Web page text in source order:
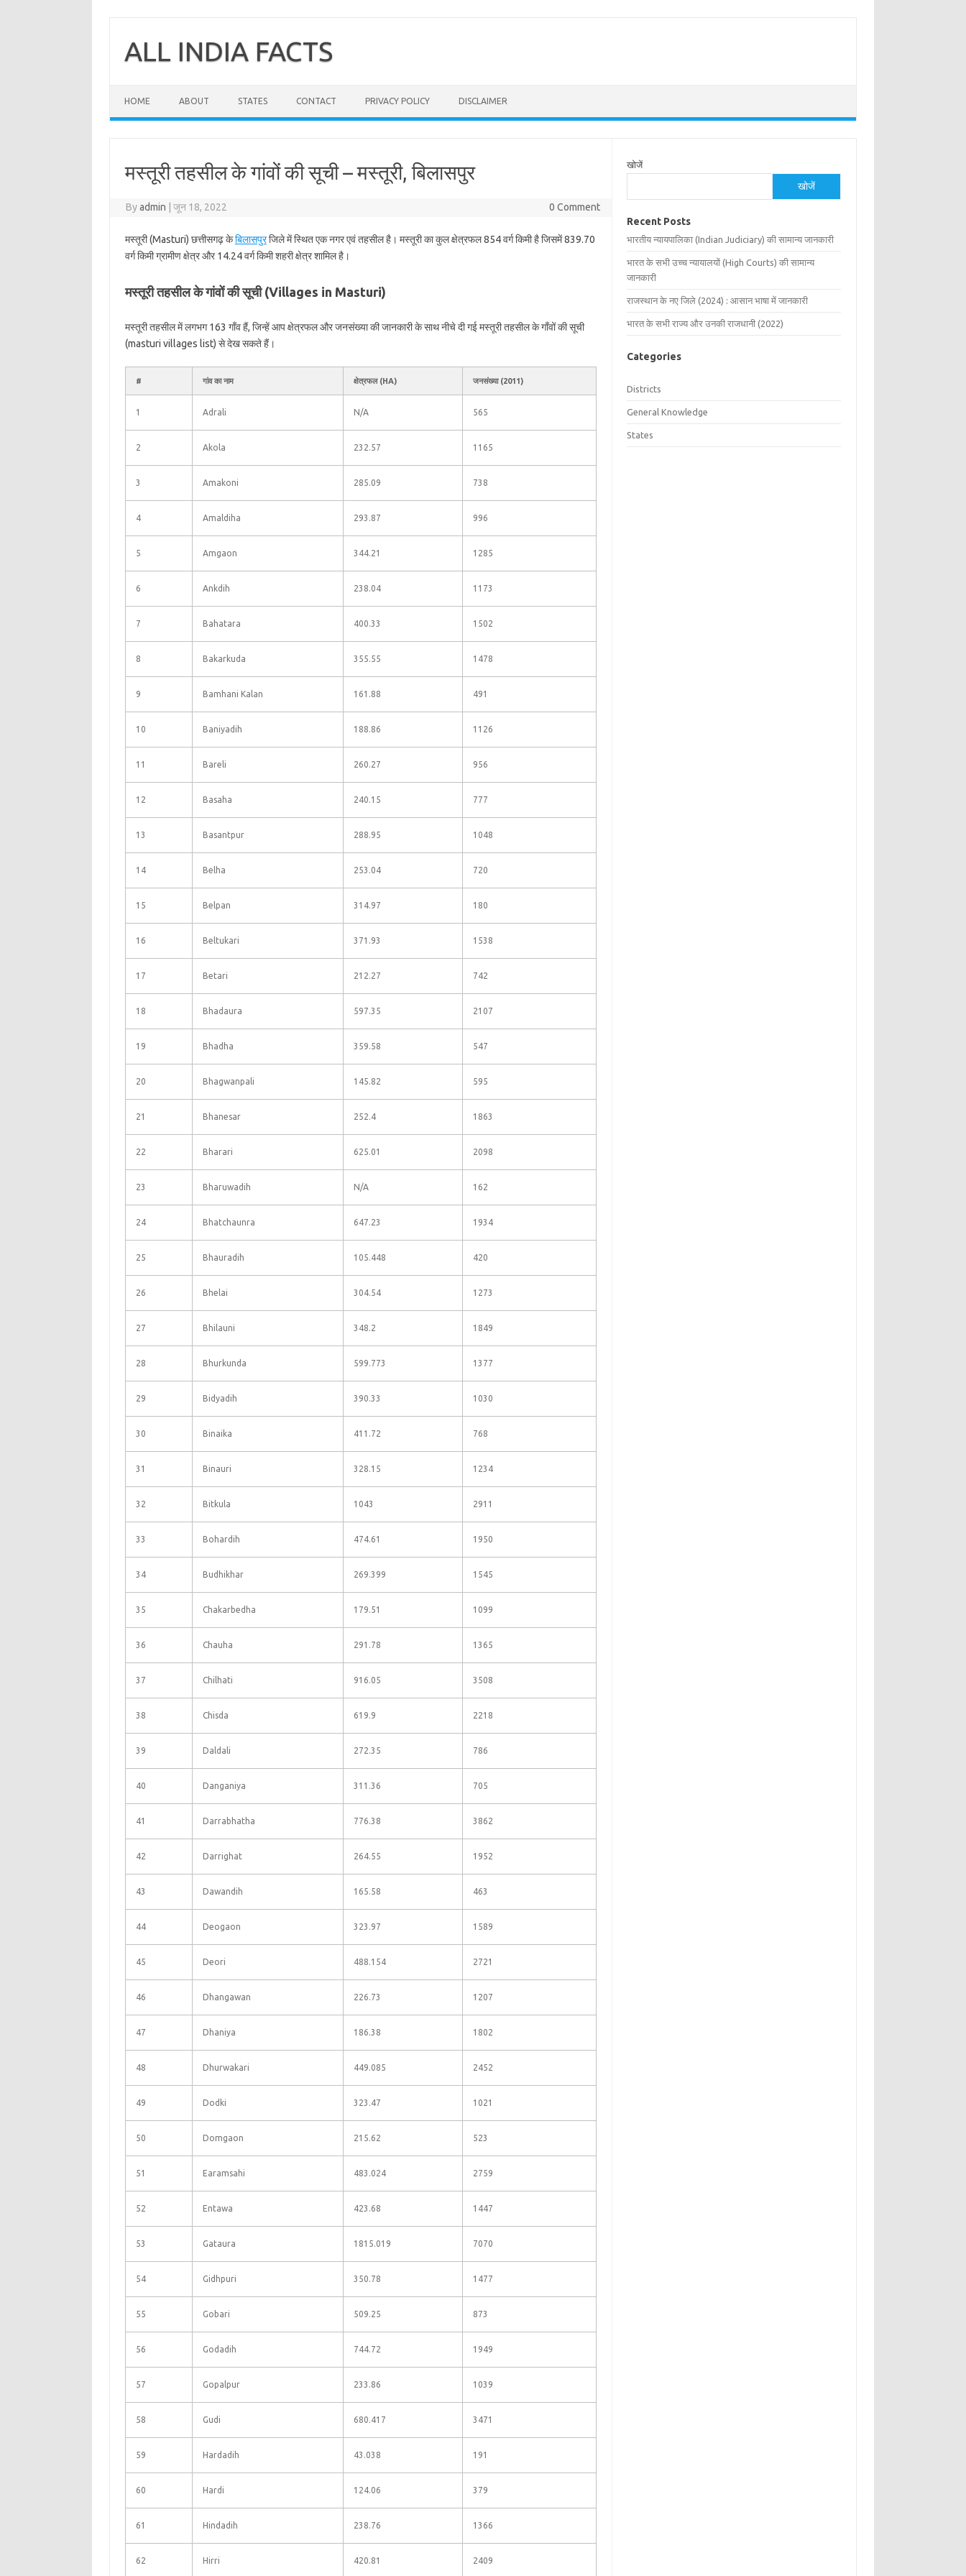
contentALL INDIA FACTS
HOME ABOUT STATES CONTACT PRIVACY POLICY DISCLAIMER
मस्तूरी तहसील के गांवों की सूची – मस्तूरी, बिलासपुर
Byadmin जून 18, 2022 0 Comment
मस्तूरी (Masturi) छत्तीसगढ़ केबिलासपुरजिले में स्थित एक नगर एवं तहसील है। मस्तूरी का कुल क्षेत्रफल 854 वर्ग किमी है जिसमें 839.70
वर्ग किमी ग्रामीण क्षेत्र और 14.24 वर्ग किमी शहरी क्षेत्र शामिल है।
मस्तूरी तहसील के गांवों की सूची (Villages in Masturi)
मस्तूरी तहसील में लगभग 163 गाँव हैं, जिन्हें आप क्षेत्रफल और जनसंख्या की जानकारी के साथ नीचे दी गई मस्तूरी तहसील के गाँवों की सूची
(masturi villages list) से देख सकते हैं।
# गांव का नाम क्षेत्रफल (HA) जनसंख्या (2011)
1 Adrali N/A 565
2 Akola 232.57 1165
3 Amakoni 285.09 738
4 Amaldiha 293.87 996
5 Amgaon 344.21 1285
6 Ankdih 238.04 1173
7 Bahatara 400.33 1502
8 Bakarkuda 355.55 1478
9 Bamhani Kalan 161.88 491
10 Baniyadih 188.86 1126
11 Bareli 260.27 956
12 Basaha 240.15 777
13 Basantpur 288.95 1048
14 Belha 253.04 720
15 Belpan 314.97 180
16 Beltukari 371.93 1538
17 Betari 212.27 742
18 Bhadaura 597.35 2107
19 Bhadha 359.58 547
20 Bhagwanpali 145.82 595
21 Bhanesar 252.4 1863
22 Bharari 625.01 2098
23 Bharuwadih N/A 162
24 Bhatchaunra 647.23 1934
25 Bhauradih 105.448 420
26 Bhelai 304.54 1273
27 Bhilauni 348.2 1849
28 Bhurkunda 599.773 1377
29 Bidyadih 390.33 1030
30 Binaika 411.72 768
31 Binauri 328.15 1234
32 Bitkula 1043 2911
33 Bohardih 474.61 1950
34 Budhikhar 269.399 1545
35 Chakarbedha 179.51 1099
36 Chauha 291.78 1365
37 Chilhati 916.05 3508
38 Chisda 619.9 2218
39 Daldali 272.35 786
40 Danganiya 311.36 705
41 Darrabhatha 776.38 3862
42 Darrighat 264.55 1952
43 Dawandih 165.58 463
44 Deogaon 323.97 1589
45 Deori 488.154 2721
46 Dhangawan 226.73 1207
47 Dhaniya 186.38 1802
48 Dhurwakari 449.085 2452
49 Dodki 323.47 1021
50 Domgaon 215.62 523
51 Earamsahi 483.024 2759
52 Entawa 423.68 1447
53 Gataura 1815.019 7070
54 Gidhpuri 350.78 1477
55 Gobari 509.25 873
56 Godadih 744.72 1949
57 Gopalpur 233.86 1039
58 Gudi 680.417 3471
59 Hardadih 43.038 191
60 Hardi 124.06 379
61 Hindadih 238.76 1366
62 Hirri 420.81 2409
खोजें
खोजें
Recent Posts
भारतीय न्यायपालिका (Indian Judiciary) की सामान्य जानकारी
भारत के सभी उच्च न्यायालयों (High Courts) की सामान्य
जानकारी
राजस्थान के नए जिले (2024) : आसान भाषा में जानकारी
भारत के सभी राज्य और उनकी राजधानी (2022)
Categories
Districts
General Knowledge
States